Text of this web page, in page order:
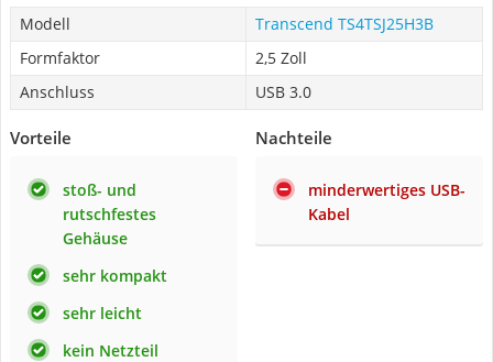
Modell
Transcend TS4TSJ25H3B
Formfaktor
2,5 Zoll
Anschluss
USB 3.0
Vorteile
stoß- und
rutschfestes
Gehäuse
sehr kompakt
sehr leicht
kein Netzteil
Nachteile
minderwertiges USB-
Kabel